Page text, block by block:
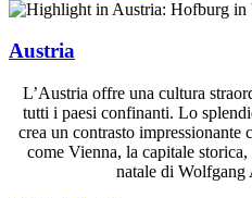
Austria
L’Austria offre una cultura
tutti i paesi confinanti. Lo
crea un contrasto impressionante
come Vienna, la capitale
natale di Wolfgang